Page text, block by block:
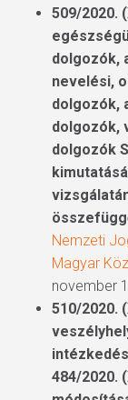
509/2020.
dolgozók,
nevelési,
dolgozók,
dolgozók,
dolgozók
Nemzeti
Magyar
november
510/2020.
484/2020.